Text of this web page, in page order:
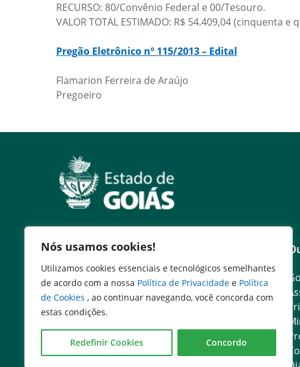
Nós usamos cookies!
Utilizamos cookies essenciais e tecnológicos semelhantes
de acordo com a nossa Política de Privacidade e Política
de Cookies , ao continuar navegando, você concorda com
estas condições.
Redefinir Cookies Concordo
RECURSO: 80/Convênio Federal e 00/Tesouro.
VALOR TOTAL ESTIMADO: R$ 54.409,04
Pregão Eletrônico nº 115/2013 – Edital
Flamarion Ferreira de Araújo
Pregoeiro
Serviços
Expresso Goiás
Expresso Aplicações
Expresso Servidor
SEI Governadoria
Cadastro de Autoridades